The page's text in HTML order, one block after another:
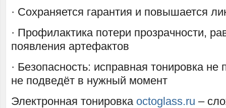
· Сохраняется гарантия и повышается
· Профилактика потери прозрачности,
появления артефактов
· Безопасность: исправная тонировка
не подведёт в нужный момент
Электронная тонировка octoglass.ru –